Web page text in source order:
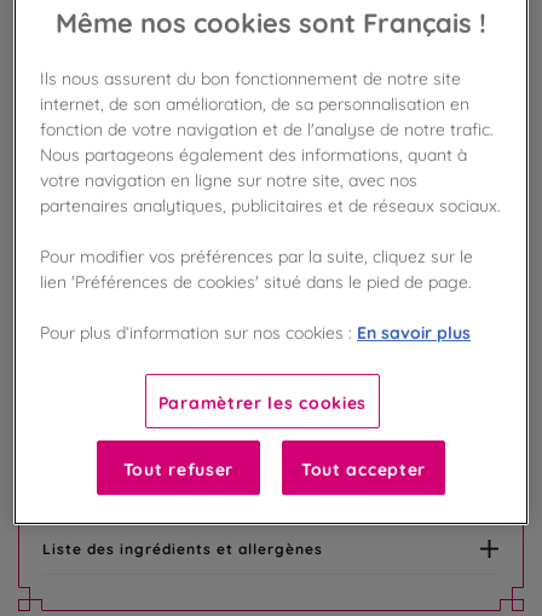
Votre cadeau anniversaire
Profitez de votre offre anniversaire
4,80 €
Poids 65g (73,83 €/kg)
AJOUTER AU PANIER
Disponible en boutique !
Frais de port offert
dès 50€ d'achat
avec notre programme Privilège
Liste des ingrédients et allergènes
Même nos cookies sont Français !
Ils nous assurent du bon fonctionnement de notre site
internet, de son amélioration, de sa personnalisation en
fonction de votre navigation et de l'analyse de notre trafic.
Nous partageons également des informations, quant à
votre navigation en ligne sur notre site, avec nos
partenaires analytiques, publicitaires et de réseaux sociaux.
Pour modifier vos préférences par la suite, cliquez sur le
lien 'Préférences de cookies' situé dans le pied de page.
Pour plus d’information sur nos cookies : En savoir plus
Paramètrer les cookies
Tout refuser Tout accepter